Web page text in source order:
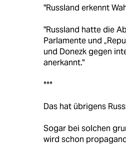
"Russland erkennt
"Russland hatte die
Parlamente und
und Donezk gegen
anerkannt."
***
Das hat übrigens
Sogar bei solchen
wird schon